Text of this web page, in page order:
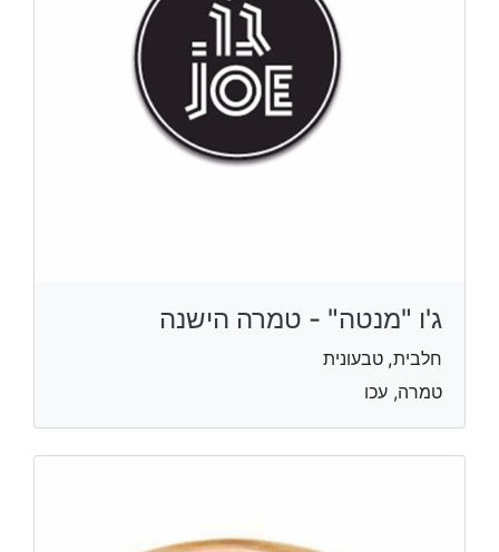
ג'ו "מנטה" - טמרה הישנה
חלבית, טבעונית
טמרה, עכו